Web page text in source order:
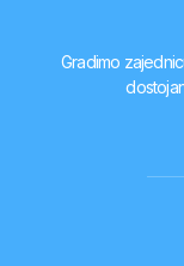
Gradimo